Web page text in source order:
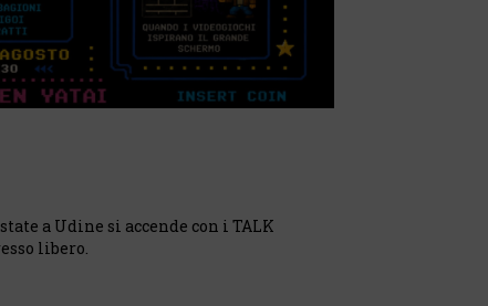
a Udine si accende con i TALK
libero.